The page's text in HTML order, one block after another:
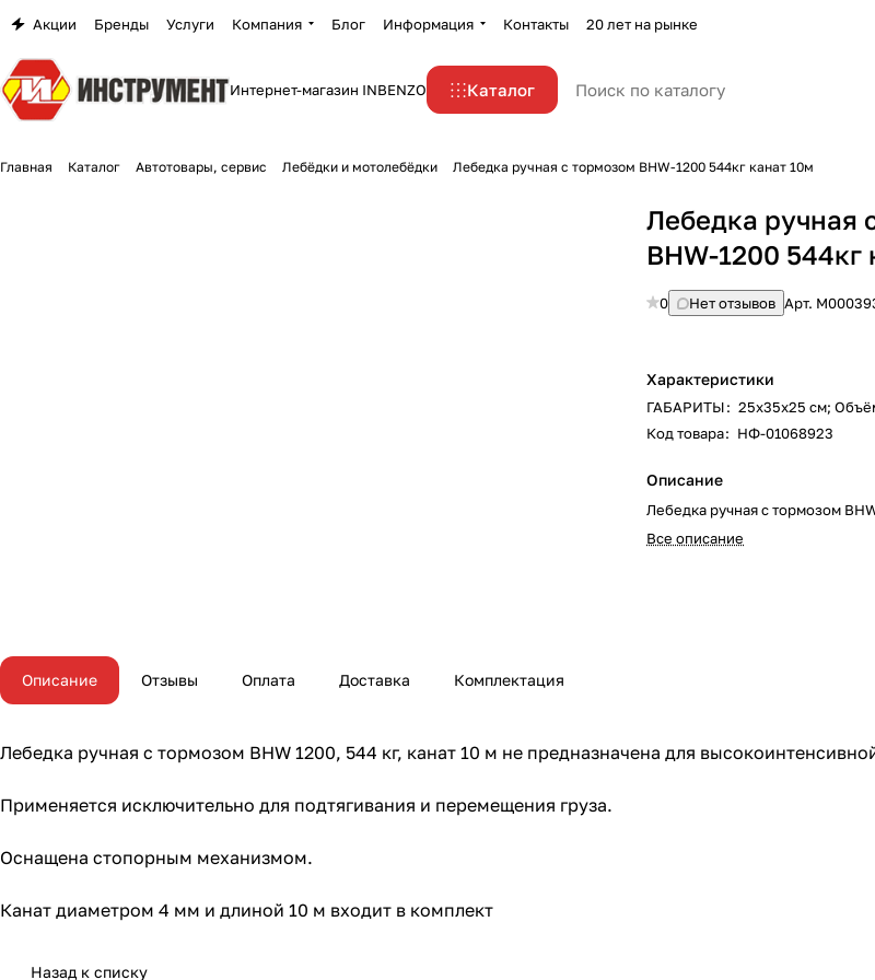
Акции Бренды Услуги Компания Блог Информация Контакты 20 лет на рынке
Интернет-магазин INBENZO Каталог
Главная Каталог Автотовары, сервис Лебёдки и мотолебёдки Лебедка ручная с тормозом BHW-1200 544кг канат 10м
Лебедка ручная
BHW-1200 544кг
0 Нет отзывов Арт.
Характеристики
ГАБАРИТЫ: 25х35х25 см;
Код товара: НФ-01068923
Описание
Лебедка ручная с тормозом
Все описание
Описание Отзывы Оплата Доставка Комплектация
Лебедка ручная с тормозом BHW 1200, 544 кг, канат 10 м не предназначена для
Применяется исключительно для подтягивания и перемещения груза.
Оснащена стопорным механизмом.
Канат диаметром 4 мм и длиной 10 м входит в комплект
Назад к списку